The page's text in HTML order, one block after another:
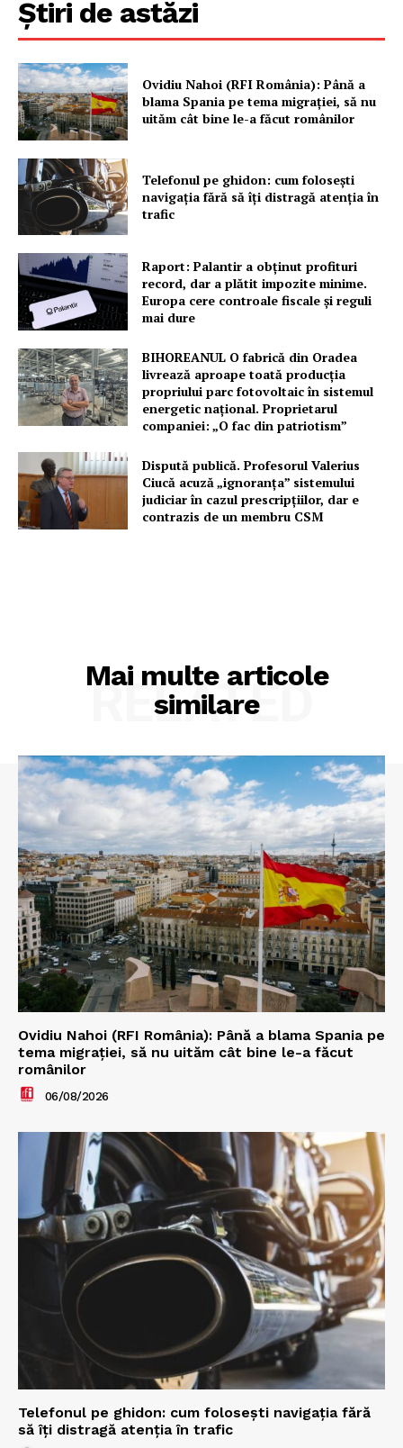
Știri de astăzi
Ovidiu Nahoi (RFI România): Până a
blama Spania pe tema migrației, să nu
uităm cât bine le-a făcut românilor
Telefonul pe ghidon: cum folosești
navigația fără să îți distragă atenția în
trafic
Raport: Palantir a obținut profituri
record, dar a plătit impozite minime.
Europa cere controale fiscale și reguli
mai dure
BIHOREANUL O fabrică din Oradea
livrează aproape toată producția
propriului parc fotovoltaic în sistemul
energetic național. Proprietarul
companiei: „O fac din patriotism”
Dispută publică. Profesorul Valerius
Ciucă acuză „ignoranța” sistemului
judiciar în cazul prescripțiilor, dar e
contrazis de un membru CSM
Mai multe articole
similare
RELATED
Ovidiu Nahoi (RFI România): Până a blama Spania pe
tema migrației, să nu uităm cât bine le-a făcut
românilor
06/08/2026
Telefonul pe ghidon: cum folosești navigația fără
să îți distragă atenția în trafic